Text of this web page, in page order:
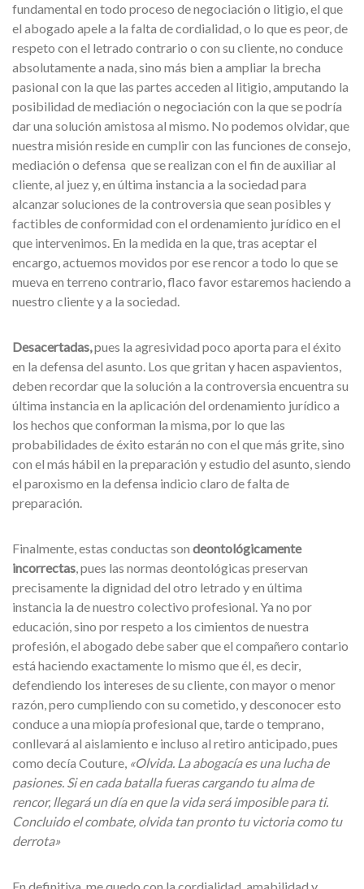
fundamental en todo proceso de negociación o litigio, el que
el abogado apele a la falta de cordialidad, o lo que es peor, de
respeto con el letrado contrario o con su cliente, no conduce
absolutamente a nada, sino más bien a ampliar la brecha
pasional con la que las partes acceden al litigio, amputando la
posibilidad de mediación o negociación con la que se podría
dar una solución amistosa al mismo. No podemos olvidar, que
nuestra misión reside en cumplir con las funciones de consejo,
mediación o defensa que se realizan con el fin de auxiliar al
cliente, al juez y, en última instancia a la sociedad para
alcanzar soluciones de la controversia que sean posibles y
factibles de conformidad con el ordenamiento jurídico en el
que intervenimos. En la medida en la que, tras aceptar el
encargo, actuemos movidos por ese rencor a todo lo que se
mueva en terreno contrario, flaco favor estaremos haciendo a
nuestro cliente y a la sociedad.
Desacertadas,pues la agresividad poco aporta para el éxito
en la defensa del asunto. Los que gritan y hacen aspavientos,
deben recordar que la solución a la controversia encuentra su
última instancia en la aplicación del ordenamiento jurídico a
los hechos que conforman la misma, por lo que las
probabilidades de éxito estarán no con el que más grite, sino
con el más hábil en la preparación y estudio del asunto, siendo
el paroxismo en la defensa indicio claro de falta de
preparación.
Finalmente, estas conductas son deontológicamente
incorrectas, pues las normas deontológicas preservan
precisamente la dignidad del otro letrado y en última
instancia la de nuestro colectivo profesional. Ya no por
educación, sino por respeto a los cimientos de nuestra
profesión, el abogado debe saber que el compañero contario
está haciendo exactamente lo mismo que él, es decir,
defendiendo los intereses de su cliente, con mayor o menor
razón, pero cumpliendo con su cometido, y desconocer esto
conduce a una miopía profesional que, tarde o temprano,
conllevará al aislamiento e incluso al retiro anticipado, pues
como decía Couture, «Olvida. La abogacía es una lucha de
pasiones. Si en cada batalla fueras cargando tu alma de
rencor, llegará un día en que la vida será imposible para ti.
Concluido el combate, olvida tan pronto tu victoria como tu
derrota»